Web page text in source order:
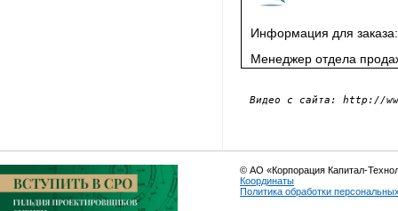
Информация для
Менеджер отдела
Видео с сайта: http://
© АО «Корпорация Капитал-
Координаты
Политика обработки